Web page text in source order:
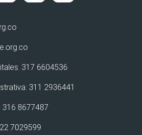
317 6604536
311 2936441
316 8677487
7029599